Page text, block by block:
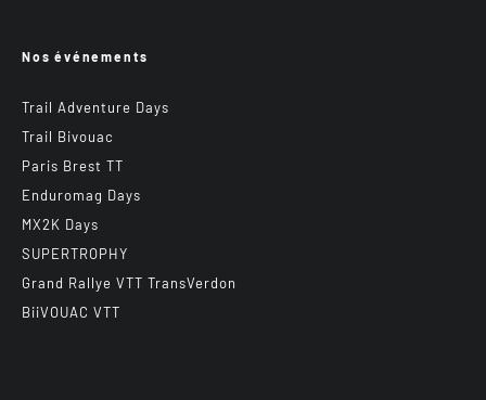
Nos événements
Trail Adventure Days
Trail Bivouac
Paris Brest TT
Enduromag Days
MX2K Days
SUPERTROPHY
Grand Rallye VTT TransVerdon
BiiVOUAC VTT